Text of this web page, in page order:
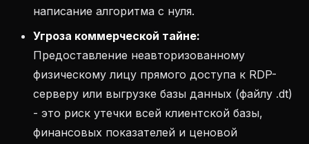
написание алгоритма с нуля.
Угроза коммерческой тайне:
Предоставление неавторизованному
физическому лицу прямого доступа к RDP-
серверу или выгрузке базы данных (файлу .dt)
- это риск утечки всей клиентской базы,
финансовых показателей и ценовой